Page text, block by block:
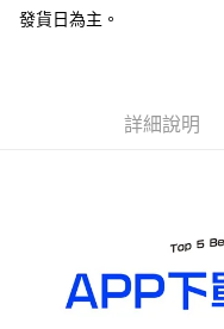
預購-7-11取貨付款(舊)
每筆NT$90，滿NT$3,000(
預購-宅配(舊)
每筆NT$120，滿
發貨日為主。
詳細說明